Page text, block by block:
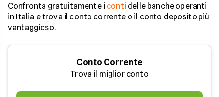
Confronta gratuitamente i conti delle banche operanti
in Italia e trova il conto corrente o il conto deposito più
vantaggioso.
Conto Corrente
Trova il miglior conto